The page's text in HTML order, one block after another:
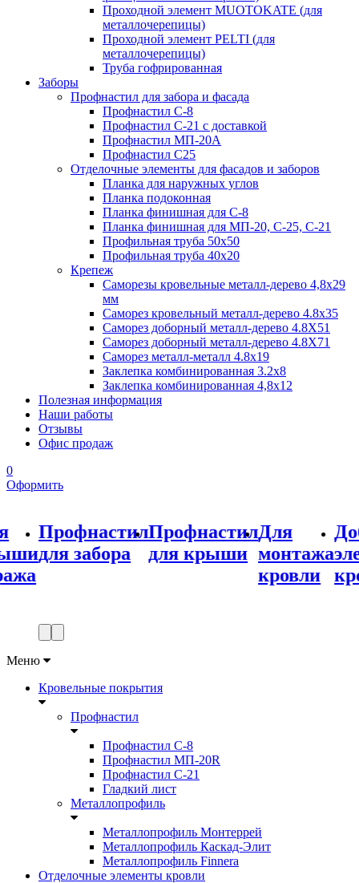
Проходной элемент MUOTOKATE (для
металлочерепицы)
Проходной элемент PELTI (для
металлочерепицы)
Труба гофрированная
Заборы
Профнастил для забора и фасада
Профнастил С-8
Профнастил С-21 с доставкой
Профнастил МП-20А
Профнастил С25
Отделочные элементы для фасадов и заборов
Планка для наружных углов
Планка подоконная
Планка финишная для С-8
Планка финишная для МП-20, С-25, С-21
Профильная труба 50x50
Профильная труба 40x20
Крепеж
Саморезы кровельные металл-дерево 4,8х29
мм
Саморез кровельный металл-дерево 4.8x35
Саморез доборный металл-дерево 4.8X51
Саморез доборный металл-дерево 4.8X71
Саморез металл-металл 4.8x19
Заклепка комбинированная 3.2x8
Заклепка комбинированная 4,8x12
Полезная информация
Наши работы
Отзывы
Офис продаж
0
Оформить
Профнастил
для крыши
Для
монтажа
Доборные
элементы
кровли
для
Меню
Кровельные покрытия
Профнастил
Профнастил С-8
Профнастил МП-20R
Профнастил С-21
Гладкий лист
Металлопрофиль
Металлопрофиль Монтеррей
Металлопрофиль Каскад-Элит
Металлопрофиль Finnera
Отделочные элементы кровли